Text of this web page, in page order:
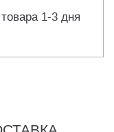
1-3 дня